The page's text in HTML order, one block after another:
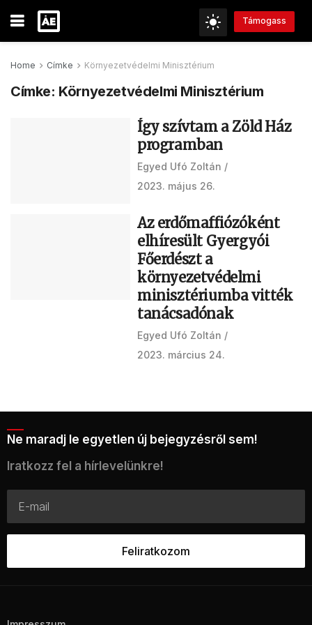
Támogass
Home Címke Környezetvédelmi Minisztérium
Címke: Környezetvédelmi Minisztérium
Így szívtam a Zöld Ház
programban
Egyed Ufó Zoltán
2023. május 26.
Az erdőmaffiózóként
elhíresült Gyergyói
Főerdészt a
környezetvédelmi
minisztériumba vitték
tanácsadónak
Egyed Ufó Zoltán
2023. március 24.
Ne maradj le egyetlen új bejegyzésről sem!
Iratkozz fel a hírlevelünkre!